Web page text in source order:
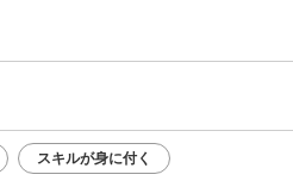
スキルが身に付く